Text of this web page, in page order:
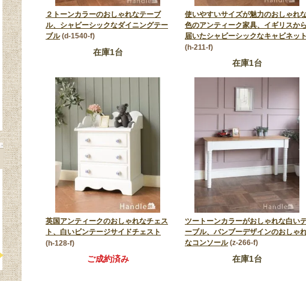
２トーンカラーのおしゃれなテーブ
ル、シャビーシックなダイニングテー
ブル (d-1540-f)
在庫1台
使いやすいサイズが魅力のおしゃれ
色のアンティーク家具、イギリスか
届いたシャビーシックなキャビネッ
(h-211-f)
在庫1台
英国アンティークのおしゃれなチェス
ト、白いビンテージサイドチェスト
(h-128-f)
ご成約済み
ツートーンカラーがおしゃれな白い
ーブル、バンブーデザインのおしゃ
なコンソール (z-266-f)
在庫1台